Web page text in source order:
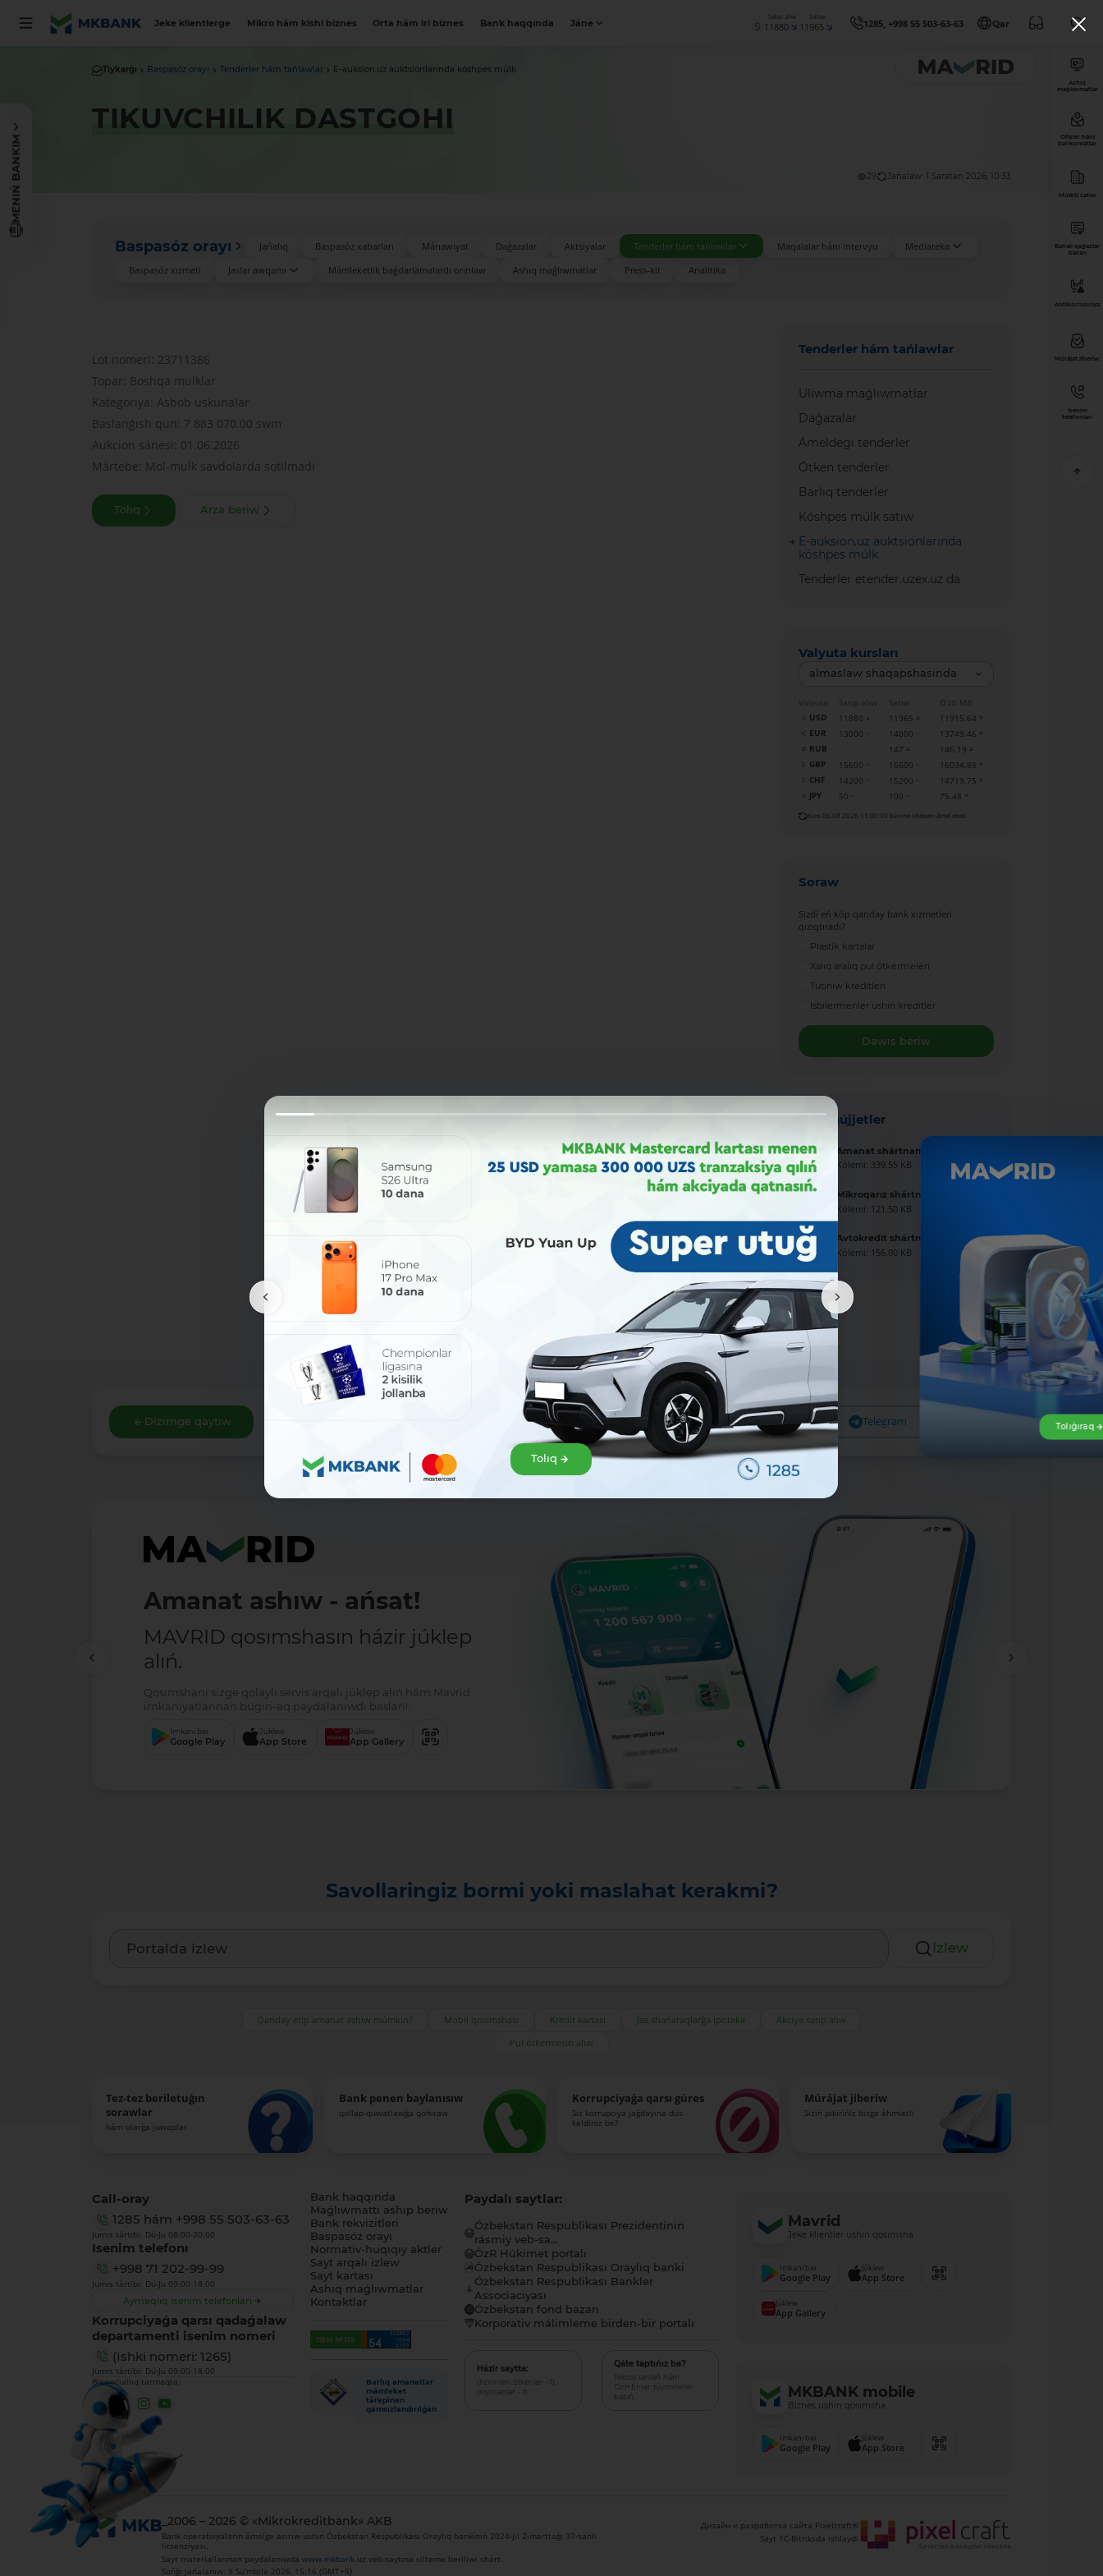
Jeke klientlerge Mikro hám kishi biznes Orta hám iri biznes Bank haqqında Jáne
Satıp alıw
11880
Satıw
11965 1285, +998 55 503-63-63 Qar
MENIŃ BANKIM
Tiykarǵı Baspasóz orayı Tenderler hám tańlawlar E-auksion.uz auktsionlarında kóshpes múlk
TIKUVCHILIK DASTGOHI
29 Jańalaw: 1 Saratan 2026, 10:33
Baspasóz orayı Jańalıq Baspasóz xabarları Mánawiyat Daǵazalar Aktsiyalar Tenderler hám tańlawlar Maqalalar hám intervyu
Mediateka
Baspasóz xızmeti
Jaslar awqamı Mámleketlik baǵdarlamalardı orınlaw Ashıq maǵlıwmatlar Press-kit Analitika
Lot nomeri: 23711386
Topar: Boshqa mulklar
Kategoriya: Asbob uskunalar
Baslanǵısh qun: 7 883 070.00 swm
Aukcion sánesi: 01.06.2026
Mártebe: Mol-mulk savdolarda sotilmadi
Tolıq Arza beriw
Tenderler hám tańlawlar
Uliwma maǵlıwmatlar
Daǵazalar
Ámeldegi tenderler
Ótken tenderler
Barlıq tenderler
Kóshpes múlk satıw
E-auksion.uz auktsionlarında
kóshpes múlk
Tenderler etender.uzex.uz da
Valyuta kursları
almaslaw shaqapshasında
Valyuta Satıp alıw Satıw
O‘zb MB
USD
11880 11965
11915.64
EUR
13000 14000
13749.46
RUB
147
146.19
GBP
15600 16600
16034.88
CHF
14200 15200
14719.75
JPY
50 100 75.48
Kurs 06.08.2026 11:00:00 kúnine shekem ámel etedi
Soraw
Sizdi eń kóp qanday bank xizmetleri
qızıqtıradı?
Plastik kartalar
Xalıq aralıq pul ótkermeleri
Tutınıw kreditleri
Isbilermenler ushin kreditler
Dawıs beriw
Jańa hújjetler
Amanat shártnaması úlgisi
Kólemi: 339.55 KB
Mikroqarız shártnaması úlgisi
Kólemi: 121.50 KB
Avtokredit shártnaması úlgisi
Kólemi: 156.00 KB
Dizimge qaytıw Bólisiw: Facebook Telegram
Amanat ashıw - ańsat!
MAVRID qosımshasın házir júklep
alıń.
Qosımshanı sizge qolaylı servis arqalı júklep alıń hám Mavrid
imkaniyatlarınan búgin-aq paydalanıwdı baslań!:
Imkani bar
Google Play
Júklew
App Store
Júklew
App Gallery
Savollaringiz bormi yoki maslahat kerakmi?
Izlew
Qanday etip amanat ashıw múmkin? Mobil qosımshası Kredit kartası Jas shańaraqlarǵa ipoteka
Akciya satıp alıw
Pul ótkermesin alıw
Tez-tez beriletuǵın
sorawlar
hám olarǵa juwaplar
Bank penen baylanısıw
qollap-quwatlawǵa qońıraw
Korrupciyaǵa qarsı gúres
Siz korrupciya jaǵdayına dus
keldiniz be?
Múrájat jiberiw
Siziń pikirińiz bizge áhmietli
Ashıq
maǵlıwmatlar
Ofisler hám
bankomatlar
Múlkti satıw
Bahalı qaǵazlar
bazarı
Antikorrupsiya
Múrájat jiberiw
Isenim
telefonları
Call-oray
1285 hám +998 55 503-63-63
Jumıs tártibi: Dú-Ju 08:00-20:00
Isenim telefonı
+998 71 202-99-99
Jumıs tártibi: Dú-Ju 09:00-18:00
Aymaqlıq isenim telefonları
Korrupciyaǵa qarsı qadaǵalaw
departamenti isenim nomeri
(Ishki nomeri: 1265)
Jumıs tártibi: Dú-Ju 09:00-18:00
Biz sociallıq tarmaqta:
Bank haqqında
Maǵlıwmattı ashıp beriw
Bank rekvizitleri
Baspasóz orayı
Normativ-huqıqıy aktler
Sayt arqalı izlew
Sayt kartası
Ashıq maǵlıwmatlar
Kontaktlar
Barlıq amanatlar
mámleket
tárepinen
qamsızlandırılǵan
Paydalı saytlar:
Ózbekstan Respublikası Prezidentinin
rásmiy veb-sa...
ÓzR Húkimet portalı
Ózbekstan Respublikası Oraylıq banki
Ózbekstan Respublikası Bankler
Associaciyası
Ózbekstan fond bazarı
Korporativ málimleme birden-bir portalı
Házir saytta:
dizimnen ótkenler - 0,
miymanlar - 6
Qáte taptıńız ba?
Tekstti tanlań hám
Ctrl+Enter túymelerin
basıń.
Mavrid
Jeke klientler ushın qosımsha
Imkani bar
Google Play
Júklew
App Store
Júklew
App Gallery
MKBANK mobile
Biznes ushın qosımsha
Imkani bar
Google Play
Júklew
App Store
_2006 – 2026 © «Mikrokreditbank» AKB
Bank operatsiyaların ámelge asırıw ushın Ózbekstan Respublikası Oraylıq bankiniń 2024-jıl 2-marttaǵı 37-sanlı
litsenziyası.
Sayt materiallarınan paydalanıwdawww.mkbank.uz veb-saytına silteme beriliwi shárt.
Sońǵı jańalanıw: 9 Su'mbile 2026, 15:16 (GMT+5)
Дизайн и разработка сайта Pixelcraft®
Sayt 1C-Bitriksda ishlaydi
Tolıq
Tolıǵıraq